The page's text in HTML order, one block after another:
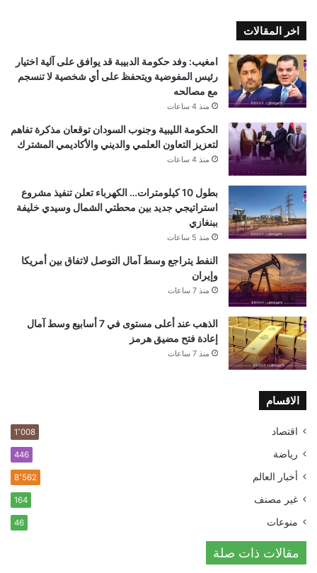
اخر المقالات
امغيب: وفد حكومة الدبيبة قد يوافق على آلية اختيار
رئيس المفوضية ويتحفظ على أي شخصية لا تنسجم
مع مصالحه
منذ 4 ساعات
الحكومة الليبية وجنوب السودان توقعان مذكرة تفاهم
لتعزيز التعاون العلمي والديني والأكاديمي المشترك
منذ 4 ساعات
بطول 10 كيلومترات… الكهرباء تعلن تنفيذ مشروع
استراتيجي جديد بين محطتي الشمال وسيدي خليفة
ببنغازي
منذ 5 ساعات
النفط يتراجع وسط آمال التوصل لاتفاق بين أمريكا
وإيران
منذ 7 ساعات
الذهب عند أعلى مستوى في 7 أسابيع وسط آمال
إعادة فتح مضيق هرمز
منذ 7 ساعات
الاقسام
اقتصاد 1٬008
رياضة 446
أخبار العالم 8٬562
غير مصنف 164
منوعات 46
مقالات ذات صلة